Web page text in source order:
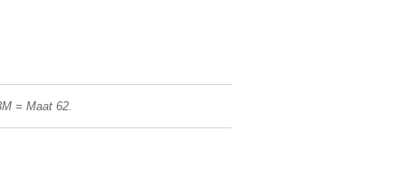
= Maat 62.